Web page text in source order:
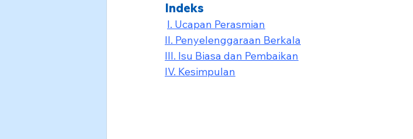
Indeks
I. Ucapan Perasmian
II. Penyelenggaraan Berkala
III. Isu Biasa dan Pembaikan
IV. Kesimpulan